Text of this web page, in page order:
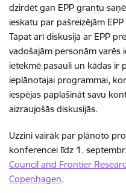
dzirdēt gan EPP grantu
ieskatu par pašreizējām
Tāpat arī diskusijā ar EPP
vadošajām personām varēs
ietekmē pasauli un kādas ir
ieplānotajai programmai,
iespējas paplašināt savu
aizraujošās diskusijās.
Uzzini vairāk par plānoto
konferencei līdz 1.
Council and Frontier
Copenhagen.